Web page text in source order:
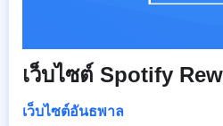
เว็บไซต์ Spotify
เว็บไซต์อันธพาล